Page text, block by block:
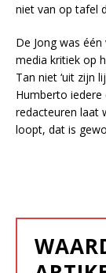
niet van op tafel
De Jong was
media kritiek op
Tan niet ‘uit zijn
Humberto
redacteuren laat
loopt, dat is